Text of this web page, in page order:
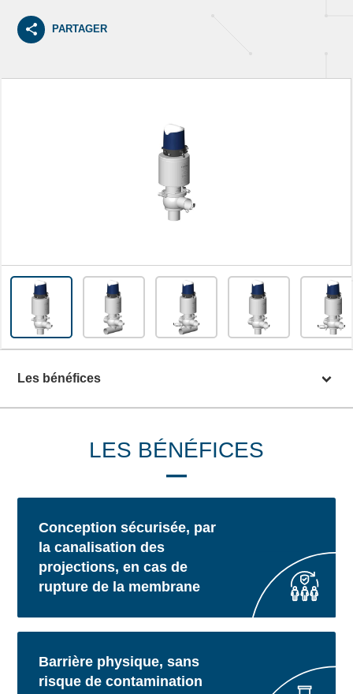
PARTAGER
Les bénéfices
LES BÉNÉFICES
Conception sécurisée, par
la canalisation des
projections, en cas de
rupture de la membrane
Barrière physique, sans
risque de contamination